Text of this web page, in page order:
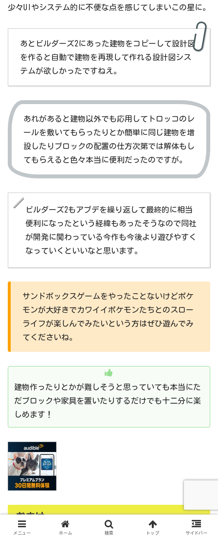
少々UIやシステム的に不便な点を感じてしまいこの星に。
あとビルダーズ2にあった建物をコピーして設計図
を作ると自動で建物を再現して作れる設計図シス
テムが欲しかったですねえ。
あれがあると建物以外でも応用してトロッコのレ
ールを敷いてもらったりとか簡単に同じ建物を増
設したりブロックの配置の仕方次第では解体もし
てもらえると色々本当に便利だったのですが。
ビルダーズ2もアプデを繰り返して最終的に相当
便利になったという経緯もあったそうなので同社
が開発に関わっている今作も今後より遊びやすく
なっていくといいなと思います。
サンドボックスゲームをやったことないけどポケ
モンが大好きでカワイイポケモンたちとのスロー
ライフが楽しんでみたいという方はぜひ遊んでみ
てくださいね。
建物作ったりとかが難しそうと思っていても本当にた
だブロックや家具を置いたりするだけでも十二分に楽
しめます！
おまけ
メニュー ホーム 検索 トップ サイドバー